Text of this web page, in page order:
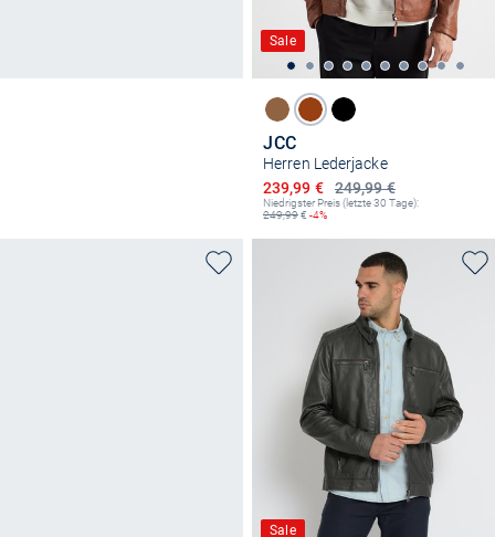
Sale
JCC
Herren Lederjacke
249,99 €
Ermäßigter Preis
239,99 €
Niedrigster Preis (letzte 30 Tage):
249,99€ -4%
Sale